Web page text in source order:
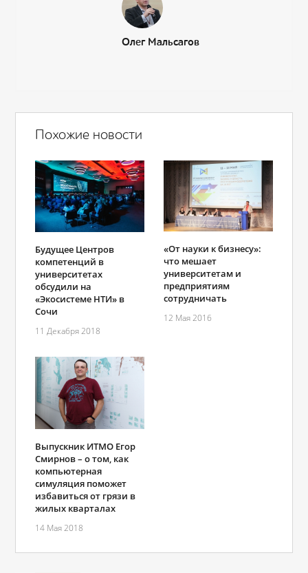
Олег Мальсагов
Похожие новости
Будущее Центров
компетенций в
университетах
обсудили на
«Экосистеме НТИ» в
Сочи
11 Декабря 2018
«От науки к бизнесу»:
что мешает
университетам и
предприятиям
сотрудничать
12 Мая 2016
Выпускник ИТМО Егор
Смирнов – о том, как
компьютерная
симуляция поможет
избавиться от грязи в
жилых кварталах
14 Мая 2018